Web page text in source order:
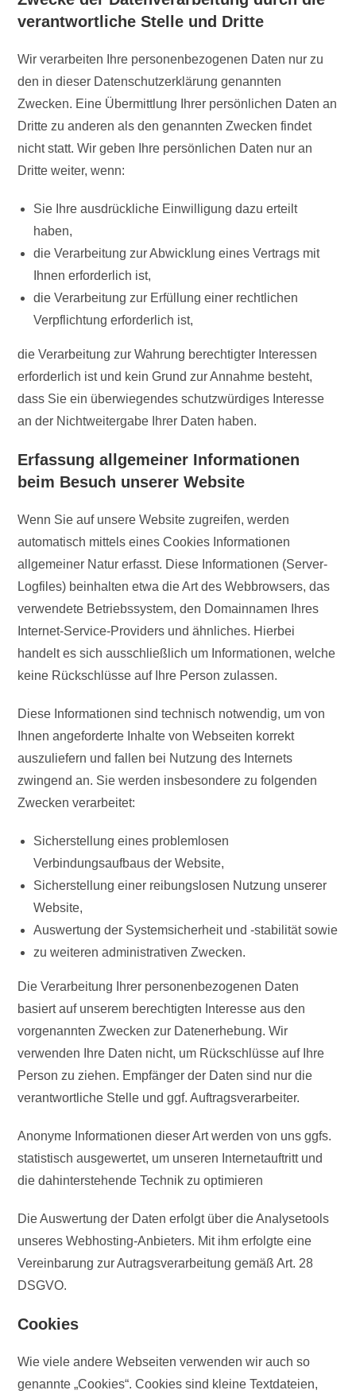
verantwortliche Stelle und Dritte
Wir verarbeiten Ihre personenbezogenen Daten nur zu
den in dieser Datenschutzerklärung genannten
Zwecken. Eine Übermittlung Ihrer persönlichen Daten an
Dritte zu anderen als den genannten Zwecken findet
nicht statt. Wir geben Ihre persönlichen Daten nur an
Dritte weiter, wenn:
Sie Ihre ausdrückliche Einwilligung dazu erteilt
haben,
die Verarbeitung zur Abwicklung eines Vertrags mit
Ihnen erforderlich ist,
die Verarbeitung zur Erfüllung einer rechtlichen
Verpflichtung erforderlich ist,
die Verarbeitung zur Wahrung berechtigter Interessen
erforderlich ist und kein Grund zur Annahme besteht,
dass Sie ein überwiegendes schutzwürdiges Interesse
an der Nichtweitergabe Ihrer Daten haben.
Erfassung allgemeiner Informationen
beim Besuch unserer Website
Wenn Sie auf unsere Website zugreifen, werden
automatisch mittels eines Cookies Informationen
allgemeiner Natur erfasst. Diese Informationen (Server-
Logfiles) beinhalten etwa die Art des Webbrowsers, das
verwendete Betriebssystem, den Domainnamen Ihres
Internet-Service-Providers und ähnliches. Hierbei
handelt es sich ausschließlich um Informationen, welche
keine Rückschlüsse auf Ihre Person zulassen.
Diese Informationen sind technisch notwendig, um von
Ihnen angeforderte Inhalte von Webseiten korrekt
auszuliefern und fallen bei Nutzung des Internets
zwingend an. Sie werden insbesondere zu folgenden
Zwecken verarbeitet:
Sicherstellung eines problemlosen
Verbindungsaufbaus der Website,
Sicherstellung einer reibungslosen Nutzung unserer
Website,
Auswertung der Systemsicherheit und -stabilität sowie
zu weiteren administrativen Zwecken.
Die Verarbeitung Ihrer personenbezogenen Daten
basiert auf unserem berechtigten Interesse aus den
vorgenannten Zwecken zur Datenerhebung. Wir
verwenden Ihre Daten nicht, um Rückschlüsse auf Ihre
Person zu ziehen. Empfänger der Daten sind nur die
verantwortliche Stelle und ggf. Auftragsverarbeiter.
Anonyme Informationen dieser Art werden von uns ggfs.
statistisch ausgewertet, um unseren Internetauftritt und
die dahinterstehende Technik zu optimieren
Die Auswertung der Daten erfolgt über die Analysetools
unseres Webhosting-Anbieters. Mit ihm erfolgte eine
Vereinbarung zur Autragsverarbeitung gemäß Art. 28
DSGVO.
Cookies
Wie viele andere Webseiten verwenden wir auch so
genannte „Cookies“. Cookies sind kleine Textdateien,